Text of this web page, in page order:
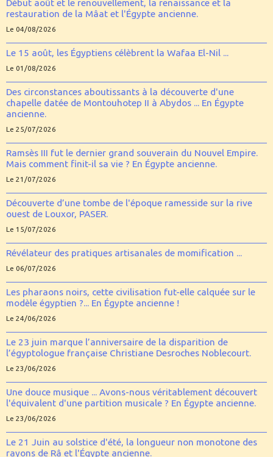
Début août et le renouvellement, la renaissance et la
restauration de la Mâat et l'Égypte ancienne.
Le 04/08/2026
Le 15 août, les Égyptiens célèbrent la Wafaa El-Nil ...
Le 01/08/2026
Des circonstances aboutissants à la découverte d'une
chapelle datée de Montouhotep II à Abydos ... En Égypte
ancienne.
Le 25/07/2026
Ramsès III fut le dernier grand souverain du Nouvel Empire.
Mais comment finit-il sa vie ? En Égypte ancienne.
Le 21/07/2026
Découverte d’une tombe de l'époque ramesside sur la rive
ouest de Louxor, PASER.
Le 15/07/2026
Révélateur des pratiques artisanales de momification ...
Le 06/07/2026
Les pharaons noirs, cette civilisation fut-elle calquée sur le
modèle égyptien ?... En Égypte ancienne !
Le 24/06/2026
Le 23 juin marque l’anniversaire de la disparition de
l’égyptologue française Christiane Desroches Noblecourt.
Le 23/06/2026
Une douce musique ... Avons-nous véritablement découvert
l'équivalent d'une partition musicale ? En Égypte ancienne.
Le 23/06/2026
Le 21 Juin au solstice d'été, la longueur non monotone des
rayons de Râ et l'Égypte ancienne.